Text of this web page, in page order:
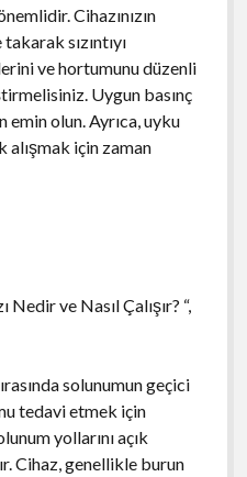
Cihazınızın
sızıntıyı
ve hortumunu düzenli
Uygun basınç
emin olun. Ayrıca, uyku
alışmak için zaman
Nedir ve Nasıl Çalışır? “,
solunumun geçici
tedavi etmek için
yollarını açık
Cihaz, genellikle burun